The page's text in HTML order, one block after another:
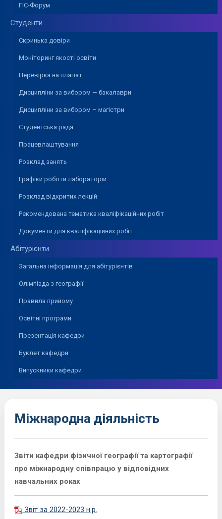
ГІС-Форум
Студенти
Скринька довіри
Моніторинг якості освіти
Перевірка на плагіат
Дисципліни за вибором — бакалаври
Дисципліни за вибором – магістри
Студентська рада
Працевлаштування
Розклад занять
Графіки роботи лабораторій
Розклад відкритих лекцій
Рекомендована тематика кваліфікаційних робіт
Документи для кваліфікаційних робіт
Абітурієнти
Загальна інформація для абітурієнтів
Олімпіада з географії
Правила прийому
Освітні програми
Презентація кафедри
Буклет кафедри
Випускники кафедри
Міжнародна діяльність
Звіти кафедри фізичної географії та картографії
про міжнародну співпрацю у відповідних
навчальних роках
Звіт за 2022-2023 н.р.